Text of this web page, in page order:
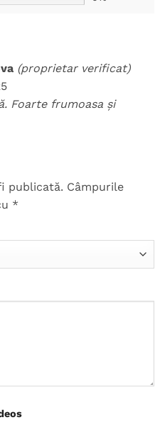
(proprietar verificat)
Foarte frumoasa și
publicată. Câmpurile
*